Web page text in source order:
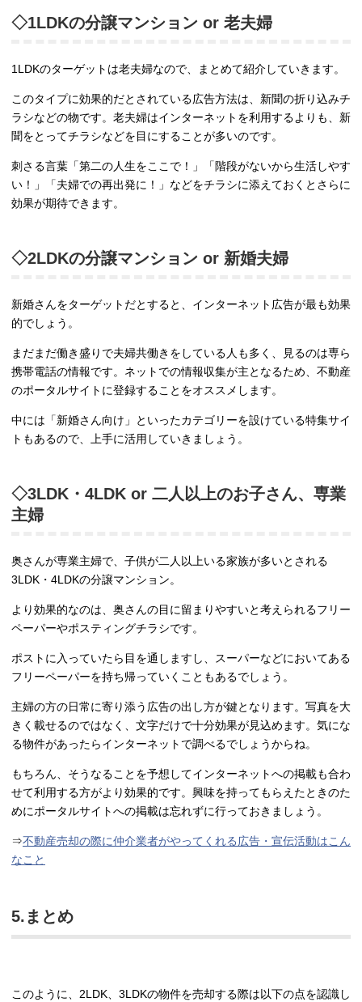
◇1LDKの分譲マンション or 老夫婦
1LDKのターゲットは老夫婦なので、まとめて紹介していきます。
このタイプに効果的だとされている広告方法は、新聞の折り込みチ
ラシなどの物です。老夫婦はインターネットを利用するよりも、新
聞をとってチラシなどを目にすることが多いのです。
刺さる言葉「第二の人生をここで！」「階段がないから生活しやす
い！」「夫婦での再出発に！」などをチラシに添えておくとさらに
効果が期待できます。
◇2LDKの分譲マンション or 新婚夫婦
新婚さんをターゲットだとすると、インターネット広告が最も効果
的でしょう。
まだまだ働き盛りで夫婦共働きをしている人も多く、見るのは専ら
携帯電話の情報です。ネットでの情報収集が主となるため、不動産
のポータルサイトに登録することをオススメします。
中には「新婚さん向け」といったカテゴリーを設けている特集サイ
トもあるので、上手に活用していきましょう。
◇3LDK・4LDK or 二人以上のお子さん、専業
主婦
奥さんが専業主婦で、子供が二人以上いる家族が多いとされる
3LDK・4LDKの分譲マンション。
より効果的なのは、奥さんの目に留まりやすいと考えられるフリー
ペーパーやポスティングチラシです。
ポストに入っていたら目を通しますし、スーパーなどにおいてある
フリーペーパーを持ち帰っていくこともあるでしょう。
主婦の方の日常に寄り添う広告の出し方が鍵となります。写真を大
きく載せるのではなく、文字だけで十分効果が見込めます。気にな
る物件があったらインターネットで調べるでしょうからね。
もちろん、そうなることを予想してインターネットへの掲載も合わ
せて利用する方がより効果的です。興味を持ってもらえたときのた
めにポータルサイトへの掲載は忘れずに行っておきましょう。
⇒不動産売却の際に仲介業者がやってくれる広告・宣伝活動はこん
なこと
5.まとめ
このように、2LDK、3LDKの物件を売却する際は以下の点を認識し